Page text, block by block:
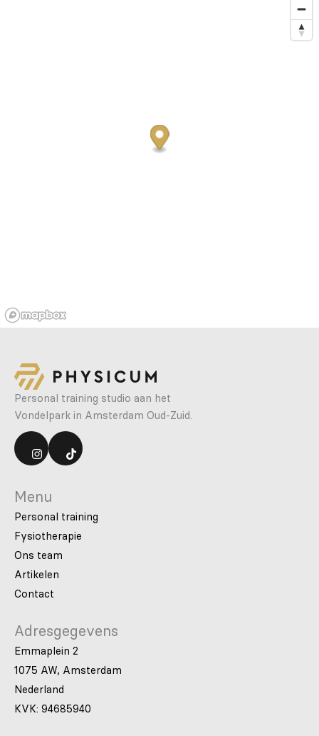
Personal training studio aan het
Vondelpark in Amsterdam Oud-Zuid.
Menu
Personal training
Fysiotherapie
Ons team
Artikelen
Contact
Adresgegevens
Emmaplein 2
1075 AW, Amsterdam
Nederland
KVK: 94685940